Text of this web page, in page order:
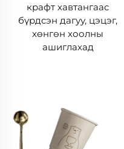
крафт хавтангаас
бүрдсэн дагуу, цэцэг,
хөнгөн хоолны
ашиглахад